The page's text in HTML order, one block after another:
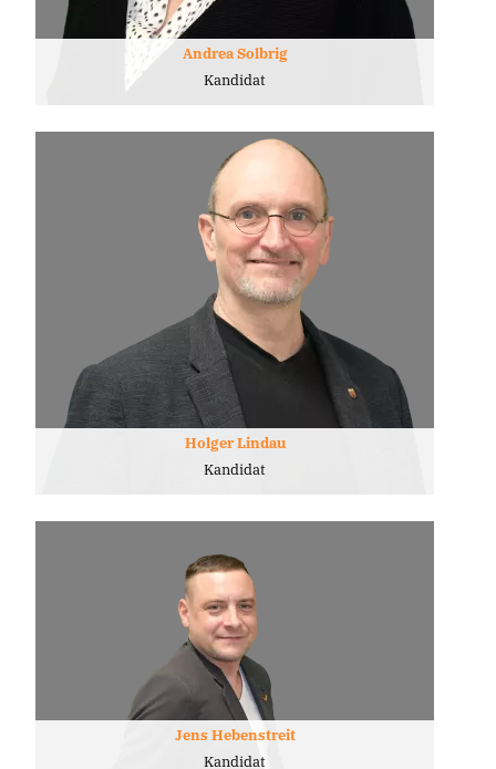
Andrea Solbrig
Kandidat
Holger Lindau
Kandidat
Jens Hebenstreit
Kandidat